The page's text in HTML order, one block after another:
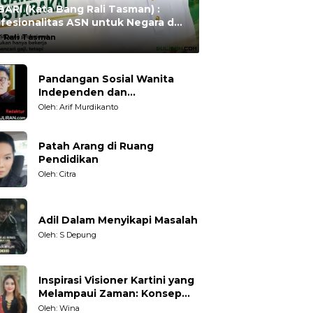
(Kata Bang Rali Tasman) :
ASN untuk Negara dan
Rali Tasman
Pandangan Sosial Wanita
Independen dan
Karakteristiknya
Oleh: Arif Murdikanto
Patah Arang di Ruang
Pendidikan
Oleh: Citra
Adil Dalam Menyikapi Masalah
Oleh: S Depung
Inspirasi Visioner Kartini yang
Melampaui Zaman: Konsep
Kecakapan Hidup bagi
Oleh: Wina